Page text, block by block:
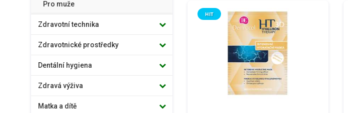
Pro muže
Zdravotní technika
Zdravotnické prostředky
Dentální hygiena
Zdravá výživa
Matka a dítě
HIT